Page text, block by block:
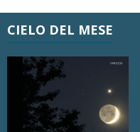
CIELO DEL MESE